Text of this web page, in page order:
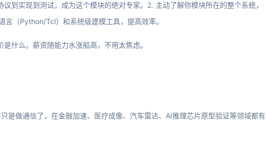
到实现到测试，成为这个模块的绝对专家。2. 主动了解你模块所在的整个系统，
（Python/Tcl）和系统级建模工具，提高效率。
什么。薪资随能力水涨船高，不用太焦虑。
是做通信了，在金融加速、医疗成像、汽车雷达、AI推理芯片原型验证等领域都有